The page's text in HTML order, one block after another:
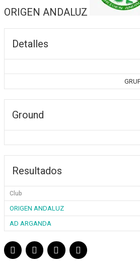
ORIGEN ANDALUZ
Detalles
Ground
Resultados
Club
ORIGEN ANDALUZ
AD ARGANDA